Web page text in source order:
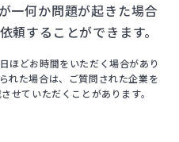
一何か問題が起きた場合
頼することができます。
ほどお時間をいただく場合があり
れた場合は、ご質問された企業を
せていただくことがあります。